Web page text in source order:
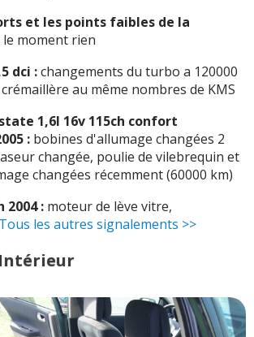
et les points faibles de la
moment rien
dci :changements du turbo a 120000
au même nombres de KMS
1,6l 16v 115ch confort
: bobines d'allumage changées 2
changée, poulie de vilebrequin et
changées récemment (60000 km)
2004 : moteur de lève vitre,
les autres signalements >>